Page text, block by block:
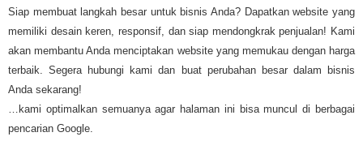
Siap membuat langkah besar untuk bisnis Anda? Dapatkan website yang
memiliki desain keren, responsif, dan siap mendongkrak penjualan! Kami
akan membantu Anda menciptakan website yang memukau dengan harga
terbaik. Segera hubungi kami dan buat perubahan besar dalam bisnis
Anda sekarang!
…kami optimalkan semuanya agar halaman ini bisa muncul di berbagai
pencarian Google.